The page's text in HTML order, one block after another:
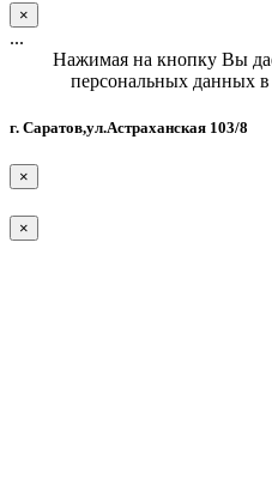
×
...
Нажимая на кнопку Вы
персональных данных
г. Саратов,ул.Астраханская 103/8
×
×